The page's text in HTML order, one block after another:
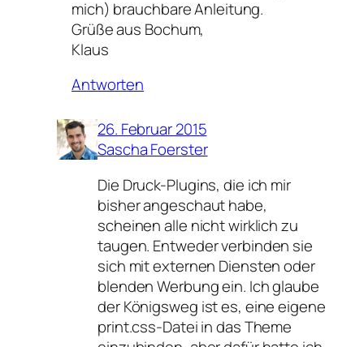
mich) brauchbare Anleitung.
Grüße aus Bochum,
Klaus
Antworten
26. Februar 2015
Sascha Foerster
Die Druck-Plugins, die ich mir
bisher angeschaut habe,
scheinen alle nicht wirklich zu
taugen. Entweder verbinden sie
sich mit externen Diensten oder
blenden Werbung ein. Ich glaube
der Königsweg ist es, eine eigene
print.css-Datei in das Theme